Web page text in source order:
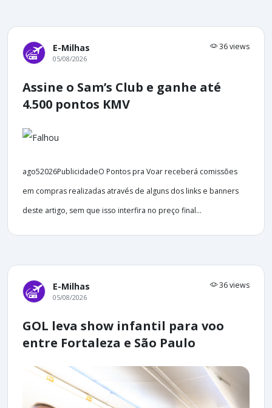
E-Milhas 36 views
05/08/2026
Assine o Sam’s Club e ganhe até
4.500 pontos KMV
ago52026PublicidadeO Pontos pra Voar receberá comissões
em compras realizadas através de alguns dos links e banners
deste artigo, sem que isso interfira no preço final...
E-Milhas 36 views
05/08/2026
GOL leva show infantil para voo
entre Fortaleza e São Paulo